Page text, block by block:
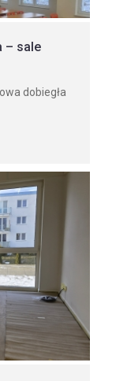
– sale
dobiegła